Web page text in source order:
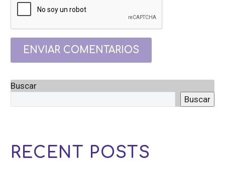
ENVIAR COMENTARIOS
Buscar
Buscar
RECENT POSTS